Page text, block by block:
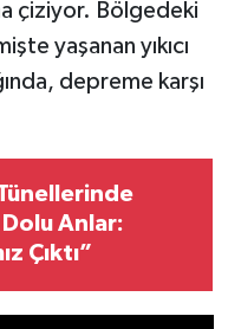
çiziyor. Bölgedeki
yaşanan yıkıcı
depreme karşı
Tünellerinde
Dolu Anlar:
Çıktı”